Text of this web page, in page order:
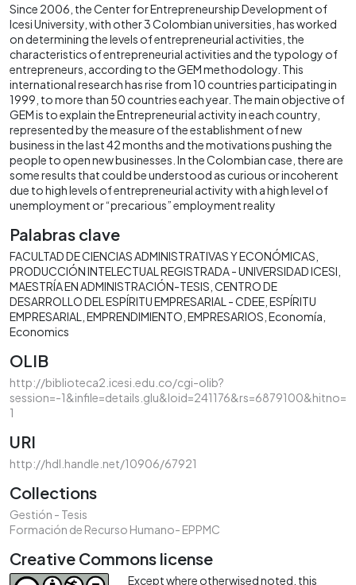
Since 2006, the Center for Entrepreneurship Development of
Icesi University, with other 3 Colombian universities, has worked
on determining the levels of entrepreneurial activities, the
characteristics of entrepreneurial activities and the typology of
entrepreneurs, according to the GEM methodology. This
international research has rise from 10 countries participating in
1999, to more than 50 countries each year. The main objective of
GEM is to explain the Entrepreneurial activity in each country,
represented by the measure of the establishment of new
business in the last 42 months and the motivations pushing the
people to open new businesses. In the Colombian case, there are
some results that could be understood as curious or incoherent
due to high levels of entrepreneurial activity with a high level of
unemployment or “precarious” employment reality
Palabras clave
FACULTAD DE CIENCIAS ADMINISTRATIVAS Y ECONÓMICAS
PRODUCCIÓN INTELECTUAL REGISTRADA - UNIVERSIDAD ICESI
MAESTRÍA EN ADMINISTRACIÓN-TESIS CENTRO DE
DESARROLLO DEL ESPÍRITU EMPRESARIAL - CDEE ESPÍRITU
EMPRESARIAL
EMPRENDIMIENTO EMPRESARIOS Economía
Economics
OLIB
http://biblioteca2.icesi.edu.co/cgi-olib?
session=-1&infile=details.glu&loid=241176&rs=6879100&hitno=
1
URI
http://hdl.handle.net/10906/67921
Collections
Gestión - Tesis
Formación de Recurso Humano- EPPMC
Creative Commons license
Except where otherwised noted, this